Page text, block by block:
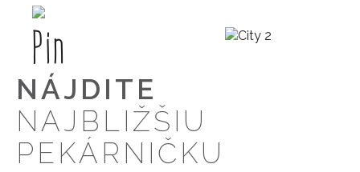
NÁJDITE
NAJBLIŽŠIU
PEKÁRNIČKU